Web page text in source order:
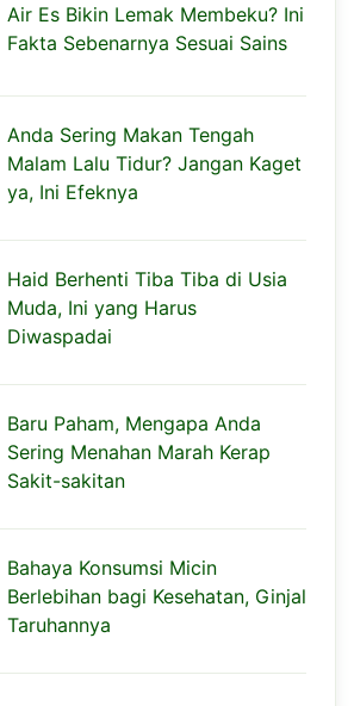
Air Es Bikin Lemak Membeku? Ini
Fakta Sebenarnya Sesuai Sains
Anda Sering Makan Tengah
Malam Lalu Tidur? Jangan Kaget
ya, Ini Efeknya
Haid Berhenti Tiba Tiba di Usia
Muda, Ini yang Harus
Diwaspadai
Baru Paham, Mengapa Anda
Sering Menahan Marah Kerap
Sakit-sakitan
Bahaya Konsumsi Micin
Berlebihan bagi Kesehatan, Ginjal
Taruhannya